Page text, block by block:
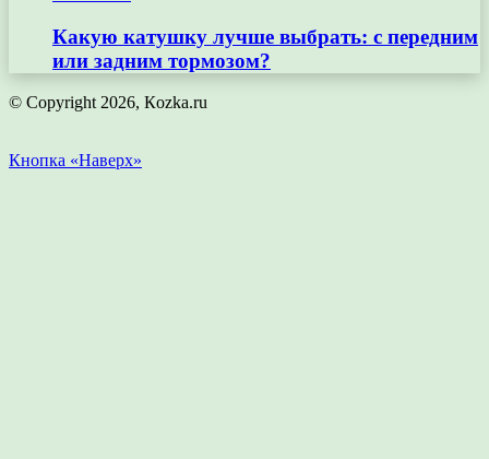
Какую катушку лучше выбрать: с передним
или задним тормозом?
© Copyright 2026, Кozka.ru
Кнопка «Наверх»